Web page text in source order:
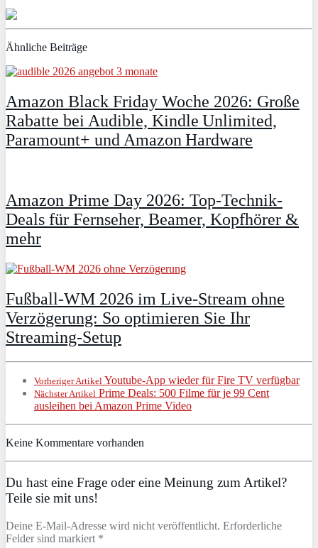
Ähnliche Beiträge
Amazon Black Friday Woche 2026: Große
Rabatte bei Audible, Kindle Unlimited,
Paramount+ und Amazon Hardware
Amazon Prime Day 2026: Top-Technik-
Deals für Fernseher, Beamer, Kopfhörer &
mehr
Fußball-WM 2026 im Live-Stream ohne
Verzögerung: So optimieren Sie Ihr
Streaming-Setup
Vorheriger Artikel Youtube-App wieder für Fire TV verfügbar
Nächster Artikel Prime Deals: 500 Filme für je 99 Cent
ausleihen bei Amazon Prime Video
Keine Kommentare vorhanden
Du hast eine Frage oder eine Meinung zum Artikel?
Teile sie mit uns!
Deine E-Mail-Adresse wird nicht veröffentlicht. Erforderliche
Felder sind markiert *